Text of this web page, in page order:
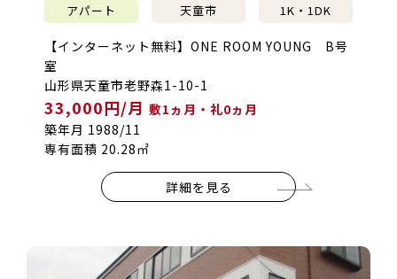
アパート 天童市 1K・1DK
【インターネット無料】ONE ROOM YOUNG B号
室
山形県天童市老野森1-10-1
33,000円/月 敷1ヵ月・礼0ヵ月
築年月 1988/11
専有面積 20.28㎡
詳細を見る